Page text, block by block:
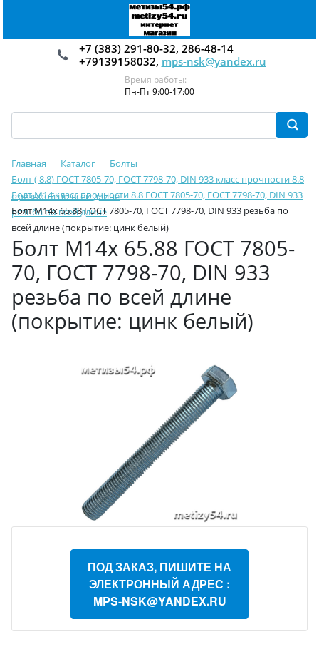
+7 (383) 291-80-32, 286-48-14
+79139158032, mps-nsk@yandex.ru
Время работы:
Пн-Пт 9:00-17:00
Главная Каталог
Болты
Болт ( 8.8) ГОСТ 7805-70, ГОСТ 7798-70, DIN 933 класс прочности 8.8
с резьбой по всей длине
Болт М14 класс прочности 8.8 ГОСТ 7805-70, ГОСТ 7798-70, DIN 933
резьба по всей длине
Болт М14х 65.88 ГОСТ 7805-70, ГОСТ 7798-70, DIN 933 резьба по
всей длине (покрытие: цинк белый)
Болт М14х 65.88 ГОСТ 7805-
70, ГОСТ 7798-70, DIN 933
резьба по всей длине
(покрытие: цинк белый)
ПОД ЗАКАЗ, ПИШИТЕ НА
ЭЛЕКТРОННЫЙ АДРЕС :
MPS-NSK@YANDEX.RU